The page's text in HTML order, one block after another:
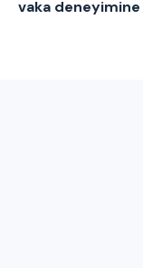
vaka deneyimine